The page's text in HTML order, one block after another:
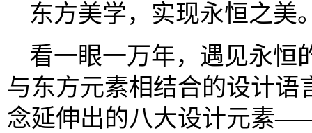
东方美学，实现永恒之美
看一眼一万年，遇见永恒
与东方元素相结合的设计
念延伸出的八大设计元素